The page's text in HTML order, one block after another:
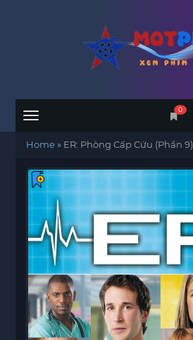
Menu
0
Home» ER: Phòng Cấp Cứu (Phần 9)